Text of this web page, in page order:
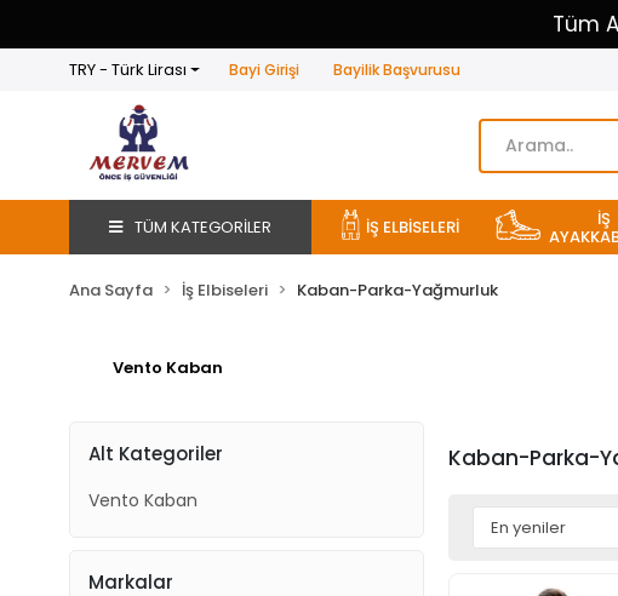
Tüm
TRY - Türk Lirası Bayi Girişi Bayilik Başvurusu
TÜM KATEGORİLER İŞ ELBİSELERİ İŞ
Ana Sayfa İş Elbiseleri Kaban-Parka-Yağmurluk
Vento Kaban
Alt Kategoriler
Vento Kaban
Markalar
Kaban-Parka-